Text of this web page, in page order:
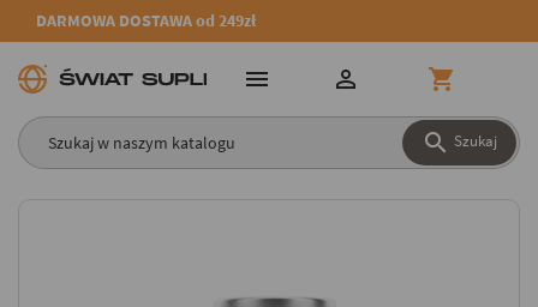
DARMOWA DOSTAWA od 249zł
 Szukaj
  